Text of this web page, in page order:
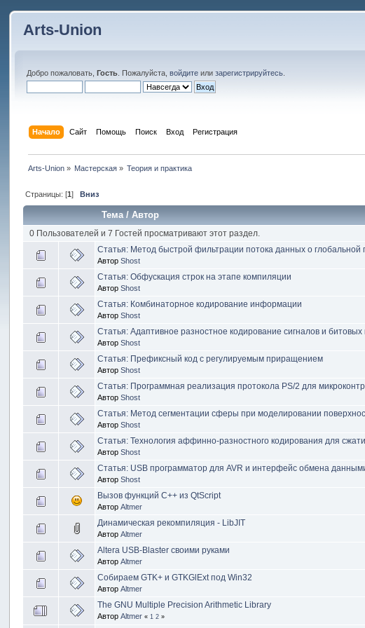
Arts-Union
Добро пожаловать,Гость . Пожалуйста,войдите илизарегистрируйтесь
Начало Сайт Помощь Поиск Вход Регистрация
Arts-Union» Мастерская » Теория и практика
Страницы: [1] Вниз
Тема/ Автор
0 Пользователей и 7 Гостей просматривают этот раздел.
Статья: Метод быстрой фильтрации потока данных о
АвторShost
Статья: Обфускация строк на этапе компиляции
АвторShost
Статья: Комбинаторное кодирование информации
АвторShost
Статья: Адаптивное разностное кодирование сигналов и битовых
АвторShost
Статья: Префиксный код с регулируемым приращением
АвторShost
Статья: Программная реализация протокола PS/2 для
АвторShost
Статья: Метод сегментации сферы при моделировании
АвторShost
Статья: Технология аффинно-разностного кодирования для
АвторShost
Статья: USB программатор для AVR и интерфейс обмена
АвторShost
Вызов функций C++ из QtScript
АвторAltmer
Динамическая рекомпиляция - LibJIT
АвторAltmer
Altera USB-Blaster своими руками
АвторAltmer
Собираем GTK+ и GTKGlExt под Win32
АвторAltmer
The GNU Multiple Precision Arithmetic Library
АвторAltmer « 1 2 »